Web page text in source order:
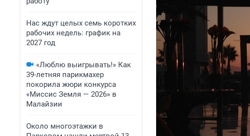
Нас ждут целых семь коротких
рабочих недель: график на
2027 год
«Люблю выигрывать!» Как
39-летняя парикмахер
покорила жюри конкурса
«Миссис Земля — 2026» в
Малайзии
Около многоэтажки в